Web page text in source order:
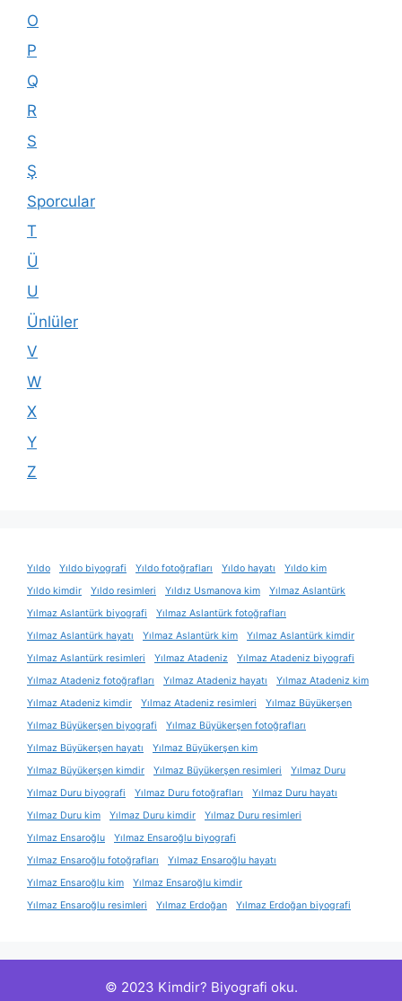
O
P
Q
R
S
Ş
Sporcular
T
Ü
U
Ünlüler
V
W
X
Y
Z
Yıldo Yıldo biyografi Yıldo fotoğrafları Yıldo hayatı
Yıldo kim
Yıldo kimdir
Yıldo resimleri Yıldız Usmanova kim
Yılmaz Aslantürk
Yılmaz Aslantürk biyografi
Yılmaz Aslantürk fotoğrafları
Yılmaz Aslantürk hayatı
Yılmaz Aslantürk kim
Yılmaz Aslantürk kimdir
Yılmaz Aslantürk resimleri
Yılmaz Atadeniz
Yılmaz Atadeniz biyografi
Yılmaz Atadeniz fotoğrafları
Yılmaz Atadeniz hayatı
Yılmaz Atadeniz kim
Yılmaz Atadeniz kimdir
Yılmaz Atadeniz resimleri
Yılmaz Büyükerşen
Yılmaz Büyükerşen biyografi
Yılmaz Büyükerşen fotoğrafları
Yılmaz Büyükerşen hayatı
Yılmaz Büyükerşen kim
Yılmaz Büyükerşen kimdir
Yılmaz Büyükerşen resimleri
Yılmaz Duru
Yılmaz Duru biyografi
Yılmaz Duru fotoğrafları
Yılmaz Duru hayatı
Yılmaz Duru kim
Yılmaz Duru kimdir
Yılmaz Duru resimleri
Yılmaz Ensaroğlu
Yılmaz Ensaroğlu biyografi
Yılmaz Ensaroğlu fotoğrafları
Yılmaz Ensaroğlu hayatı
Yılmaz Ensaroğlu kim
Yılmaz Ensaroğlu kimdir
Yılmaz Ensaroğlu resimleri
Yılmaz Erdoğan Yılmaz Erdoğan biyografi
© 2023 Kimdir? Biyografi oku.